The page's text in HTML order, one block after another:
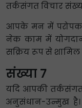
तर्कसंगत विचार
आपके मन में
नेक काम में
सक्रिय रूप से शामिल
संख्या 7
यदि आपकी तर्कसंगत
अनुसंधान-उन्मुख